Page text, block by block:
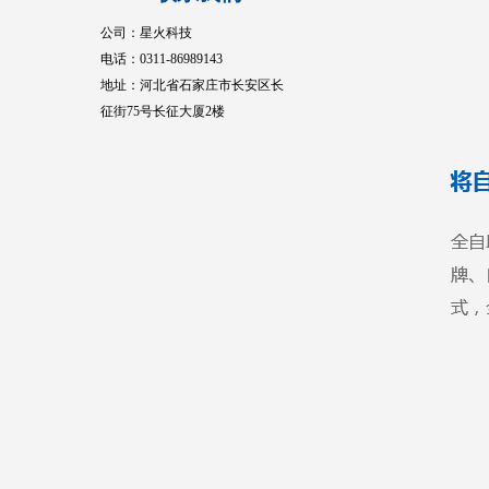
公司：星火科技
电话：0311-86989143
地址：河北省石家庄市长安区长
征街75号长征大厦2楼